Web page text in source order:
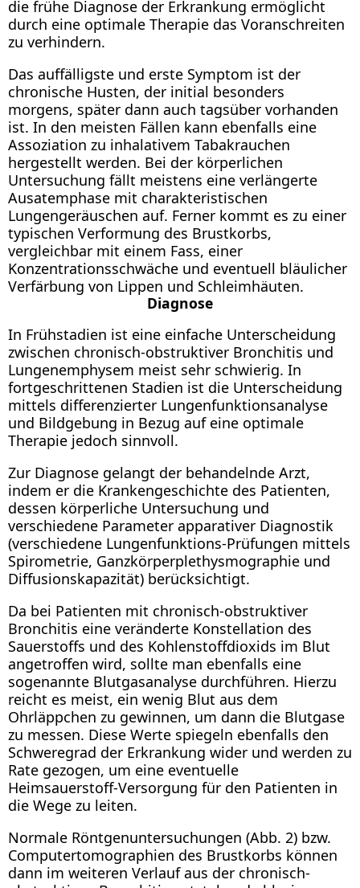
die frühe Diagnose der Erkrankung ermöglicht
durch eine optimale Therapie das Voranschreiten
zu verhindern.
Das auffälligste und erste Symptom ist der
chronische Husten, der initial besonders
morgens, später dann auch tagsüber vorhanden
ist. In den meisten Fällen kann ebenfalls eine
Assoziation zu inhalativem Tabakrauchen
hergestellt werden. Bei der körperlichen
Untersuchung fällt meistens eine verlängerte
Ausatemphase mit charakteristischen
Lungengeräuschen auf. Ferner kommt es zu einer
typischen Verformung des Brustkorbs,
vergleichbar mit einem Fass, einer
Konzentrationsschwäche und eventuell bläulicher
Verfärbung von Lippen und Schleimhäuten.
Diagnose
In Frühstadien ist eine einfache Unterscheidung
zwischen chronisch-obstruktiver Bronchitis und
Lungenemphysem meist sehr schwierig. In
fortgeschrittenen Stadien ist die Unterscheidung
mittels differenzierter Lungenfunktionsanalyse
und Bildgebung in Bezug auf eine optimale
Therapie jedoch sinnvoll.
Zur Diagnose gelangt der behandelnde Arzt,
indem er die Krankengeschichte des Patienten,
dessen körperliche Untersuchung und
verschiedene Parameter apparativer Diagnostik
(verschiedene Lungenfunktions-Prüfungen mittels
Spirometrie, Ganzkörperplethysmographie und
Diffusionskapazität) berücksichtigt.
Da bei Patienten mit chronisch-obstruktiver
Bronchitis eine veränderte Konstellation des
Sauerstoffs und des Kohlenstoffdioxids im Blut
angetroffen wird, sollte man ebenfalls eine
sogenannte Blutgasanalyse durchführen. Hierzu
reicht es meist, ein wenig Blut aus dem
Ohrläppchen zu gewinnen, um dann die Blutgase
zu messen. Diese Werte spiegeln ebenfalls den
Schweregrad der Erkrankung wider und werden zu
Rate gezogen, um eine eventuelle
Heimsauerstoff-Versorgung für den Patienten in
die Wege zu leiten.
Normale Röntgenuntersuchungen (Abb. 2) bzw.
Computertomographien des Brustkorbs können
dann im weiteren Verlauf aus der chronisch-